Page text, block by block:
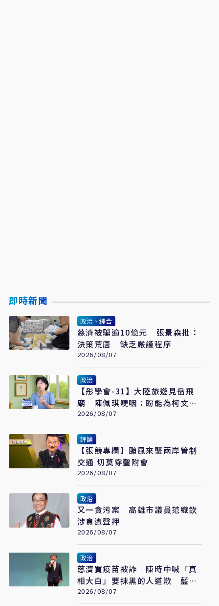
即時新聞
政治、綜合
慈濟被騙逾10億元 張景森批：
決策荒唐 缺乏嚴謹程序
2026/08/07
政治
【彤學會-31】大陸旅遊見岳飛
廟 陳佩琪哽咽：盼能為柯文哲
京華城案平反
2026/08/07
評論
【張競專欄】颱風來襲兩岸管制
交通 切莫穿鑿附會
2026/08/07
政治
又一貪污案 高雄市議員范織欽
涉貪遭聲押
2026/08/07
政治
慈濟買疫苗被詐 陳時中喊「真
相大白」要抹黑的人道歉 藍白
反擊了
2026/08/07